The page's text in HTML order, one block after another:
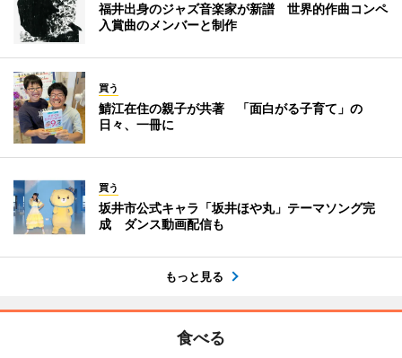
福井出身のジャズ音楽家が新譜 世界的作曲コンペ
入賞曲のメンバーと制作
買う
鯖江在住の親子が共著 「面白がる子育て」の
日々、一冊に
買う
坂井市公式キャラ「坂井ほや丸」テーマソング完
成 ダンス動画配信も
もっと見る
食べる